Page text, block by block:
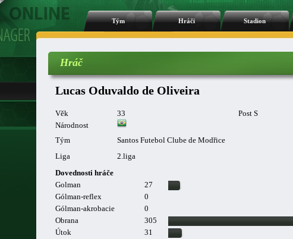
Tým Hráči Stadion
Hráč
Lucas Oduvaldo de Oliveira
Věk 33
Post S
Národnost
Tým
Santos Futebol Clube de Modřice
Liga
2.liga
Dovednosti hráče
Golman
27
Gólman-reflex
0
Gólman-akrobacie
0
Obrana
305
Útok
31